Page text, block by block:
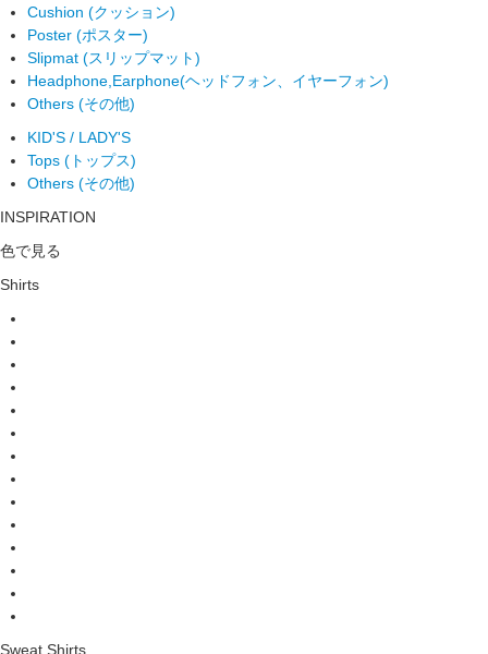
Cushion (クッション)
Poster (ポスター)
Slipmat (スリップマット)
Headphone,Earphone(ヘッドフォン、イヤーフォン)
Others (その他)
KID'S / LADY'S
Tops (トップス)
Others (その他)
INSPIRATION
色で見る
Shirts
Sweat Shirts